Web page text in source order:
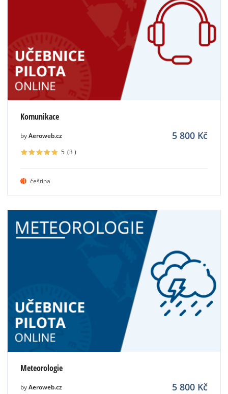
Komunikace
byAeroweb.cz 5 800 Kč
5 (3)
čeština
Meteorologie
byAeroweb.cz 5 800 Kč